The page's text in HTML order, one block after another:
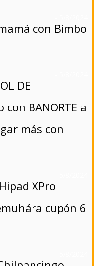
con Bimbo
DE
BANORTE a
más con
XPro
cupón 6